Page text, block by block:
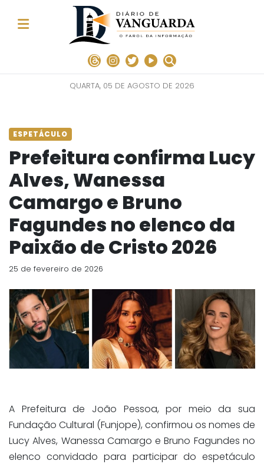
QUARTA, 05 DE AGOSTO DE 2026
ESPETÁCULO
Prefeitura confirma Lucy
Alves, Wanessa
Camargo e Bruno
Fagundes no elenco da
Paixão de Cristo 2026
25 de fevereiro de 2026
A Prefeitura de João Pessoa, por meio da sua
Fundação Cultural (Funjope), confirmou os nomes de
Lucy Alves, Wanessa Camargo e Bruno Fagundes no
elenco convidado para participar do espetáculo